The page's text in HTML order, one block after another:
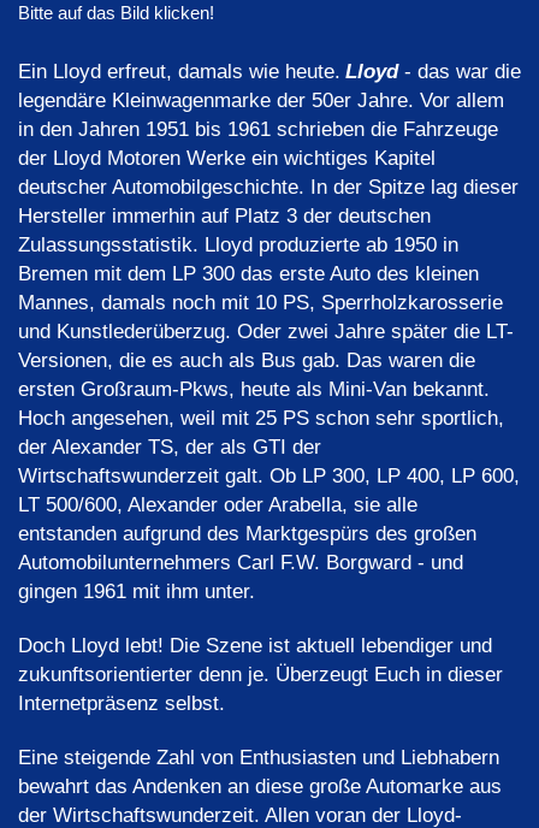
Bitte auf das Bild klicken!
Ein Lloyd erfreut, damals wie heute. Lloyd - das war die
legendäre Kleinwagenmarke der 50er Jahre. Vor allem
in den Jahren 1951 bis 1961 schrieben die Fahrzeuge
der Lloyd Motoren Werke ein wichtiges Kapitel
deutscher Automobilgeschichte. In der Spitze lag dieser
Hersteller immerhin auf Platz 3 der deutschen
Zulassungsstatistik. Lloyd produzierte ab 1950 in
Bremen mit dem LP 300 das erste Auto des kleinen
Mannes, damals noch mit 10 PS, Sperrholzkarosserie
und Kunstlederüberzug. Oder zwei Jahre später die LT-
Versionen, die es auch als Bus gab. Das waren die
ersten Großraum-Pkws, heute als Mini-Van bekannt.
Hoch angesehen, weil mit 25 PS schon sehr sportlich,
der Alexander TS, der als GTI der
Wirtschaftswunderzeit galt. Ob LP 300, LP 400, LP 600,
LT 500/600, Alexander oder Arabella, sie alle
entstanden aufgrund des Marktgespürs des großen
Automobilunternehmers Carl F.W. Borgward - und
gingen 1961 mit ihm unter.
Doch Lloyd lebt! Die Szene ist aktuell lebendiger und
zukunftsorientierter denn je. Überzeugt Euch in dieser
Internetpräsenz selbst.
Eine steigende Zahl von Enthusiasten und Liebhabern
bewahrt das Andenken an diese große Automarke aus
der Wirtschaftswunderzeit. Allen voran der Lloyd-